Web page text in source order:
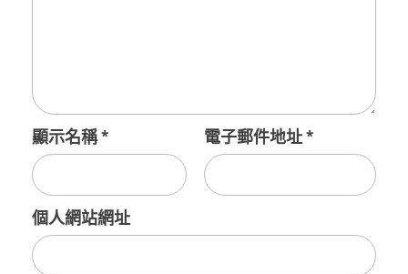
顯示名稱* 電子郵件地址*
個人網站網址